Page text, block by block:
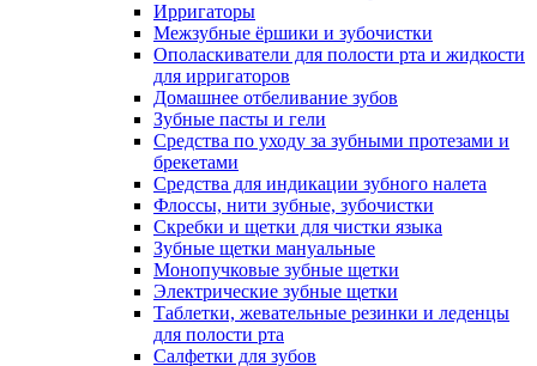
Ирригаторы
Межзубные ёршики и зубочистки
Ополаскиватели для полости рта и жидкости
для ирригаторов
Домашнее отбеливание зубов
Зубные пасты и гели
Средства по уходу за зубными протезами и
брекетами
Средства для индикации зубного налета
Флоссы, нити зубные, зубочистки
Скребки и щетки для чистки языка
Зубные щетки мануальные
Монопучковые зубные щетки
Электрические зубные щетки
Таблетки, жевательные резинки и леденцы
для полости рта
Салфетки для зубов